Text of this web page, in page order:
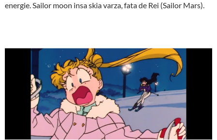
energie. Sailor moon insa skia varza, fata de Rei (Sailor Mars).